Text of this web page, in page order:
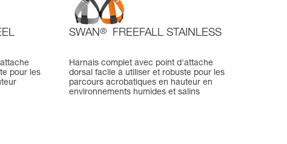
pour les
SWAN® FREEFALL STAINLESS
Harnais complet avec point d'attache
dorsal facile à utiliser et robuste pour les
parcours acrobatiques en hauteur en
environnements humides et salins